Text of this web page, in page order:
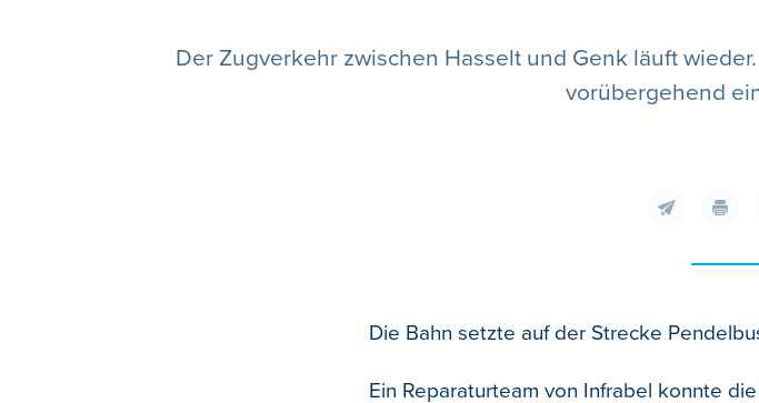
Der Zugverkehr zwischen Hasselt und Genk läuft
vorübergehend
Die Bahn setzte auf der Strecke
Ein Reparaturteam von Infrabel konnte